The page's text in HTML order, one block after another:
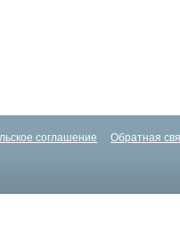
соглашение Обратная